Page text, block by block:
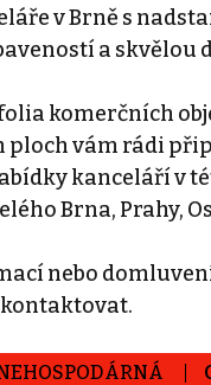
v Brně s
a skvělou
komerčních
ploch vám rádi
kanceláří v
Brna, Prahy,
nebo